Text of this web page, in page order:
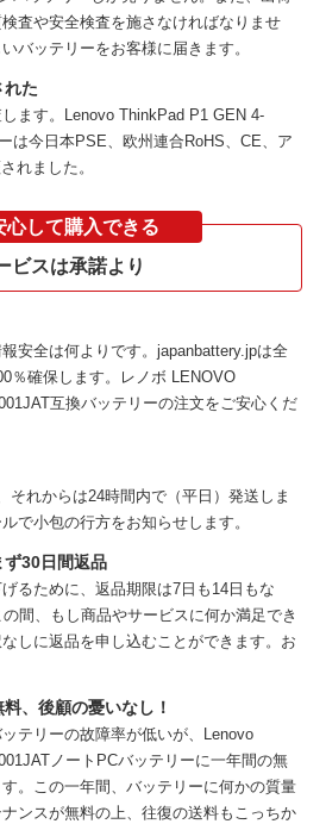
査や安全検査を施さなければなりませ
バッテリーをお客様に届きます。
れた
ます。Lenovo ThinkPad P1 GEN 4-
は今日本PSE、欧州連合RoHS、CE、ア
れました。
心して購入できる
ビスは承諾より
安全は何よりです。japanbattery.jpは全
％確保します。
レノボ LENOVO
互換バッテリーの注文をご安心くだ
それからは24時間内で（平日）発送しま
で小包の行方をお知らせします。
30日間返品
るために、返品期限は7日も14日もな
間、もし商品やサービスに何か満足でき
しに返品を申し込むことができます。お
、後顧の憂いなし！
テリーの故障率が低いが、
Lenovo
ノートPCバッテリーに一年間の無
。この一年間、バッテリーに何かの質量
ンスが無料の上、往復の送料もこっちか